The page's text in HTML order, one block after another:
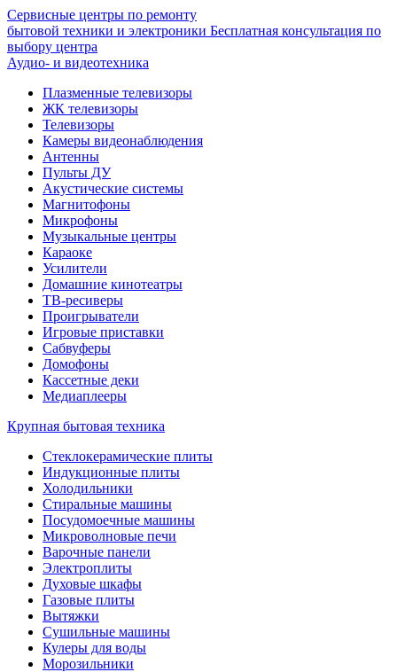
Сервисные центры по ремонту
бытовой техники и электроники Бесплатная консультация по
выбору центра
Аудио- и видеотехника
Плазменные телевизоры
ЖК телевизоры
Телевизоры
Камеры видеонаблюдения
Антенны
Пульты ДУ
Акустические системы
Магнитофоны
Микрофоны
Музыкальные центры
Караоке
Усилители
Домашние кинотеатры
ТВ-ресиверы
Проигрыватели
Игровые приставки
Сабвуферы
Домофоны
Кассетные деки
Медиаплееры
Крупная бытовая техника
Стеклокерамические плиты
Индукционные плиты
Холодильники
Стиральные машины
Посудомоечные машины
Микроволновые печи
Варочные панели
Электроплиты
Духовые шкафы
Газовые плиты
Вытяжки
Сушильные машины
Кулеры для воды
Морозильники